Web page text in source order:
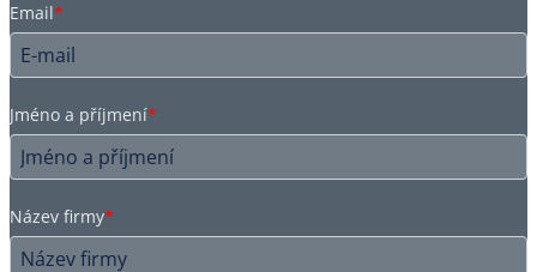
Email*
Jméno a příjmení*
Název firmy*